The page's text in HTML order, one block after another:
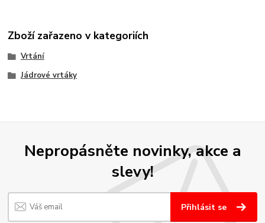
Zboží zařazeno v kategoriích
Vrtání
Jádrové vrtáky
Nepropásněte novinky, akce a
slevy!
Přihlásit se